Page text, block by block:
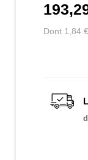
Dont 1,84